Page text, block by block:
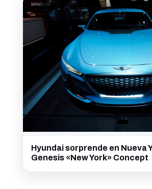
Hyundai sorprende en Nueva
Genesis «New York» Concept